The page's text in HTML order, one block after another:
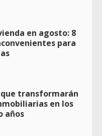
en agosto: 8
para
transformarán
en los
años